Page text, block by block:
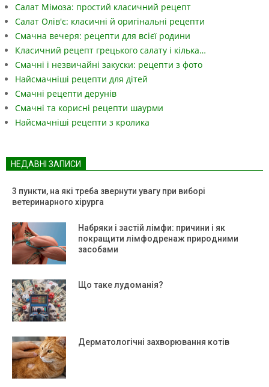
Салат Мімоза: простий класичний рецепт
Салат Олів'є: класичні й оригінальні рецепти
Смачна вечеря: рецепти для всієї родини
Класичний рецепт грецького салату і кілька…
Смачні і незвичайні закуски: рецепти з фото
Найсмачніші рецепти для дітей
Смачні рецепти дерунів
Смачні та корисні рецепти шаурми
Найсмачніші рецепти з кролика
НЕДАВНІ ЗАПИСИ
3 пункти, на які треба звернути увагу при виборі
ветеринарного хірурга
Набряки і застій лімфи: причини і як
покращити лімфодренаж природними
засобами
Що таке лудоманія?
Дерматологічні захворювання котів